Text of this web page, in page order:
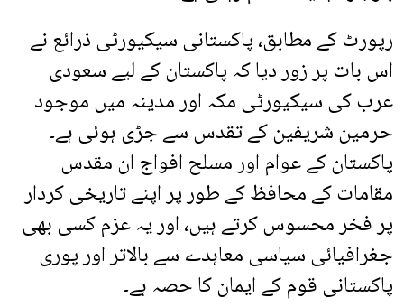
رپورٹ کے مطابق، پاکستانی سیکیورٹی ذرائع نے
اس بات پر زور دیا کہ پاکستان کے لیے سعودی
عرب کی سیکیورٹی مکہ اور مدینہ میں موجود
حرمین شریفین کے تقدس سے جڑی ہوئی ہے۔
پاکستان کے عوام اور مسلح افواج ان مقدس
مقامات کے محافظ کے طور پر اپنے تاریخی کردار
پر فخر محسوس کرتے ہیں، اور یہ عزم کسی بھی
جغرافیائی سیاسی معاہدے سے بالاتر اور پوری
پاکستانی قوم کے ایمان کا حصہ ہے۔